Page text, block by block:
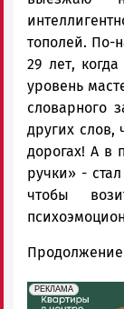
тополей. По-
29 лет,
уровень
словарного
других слов,
дорогах! А в
ручки» -
чтобы
Продолжение
erid: 2SDnjdeSPnB
РЕКЛАМА
Реклама